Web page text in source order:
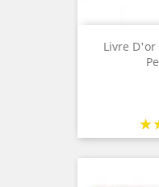
Livre